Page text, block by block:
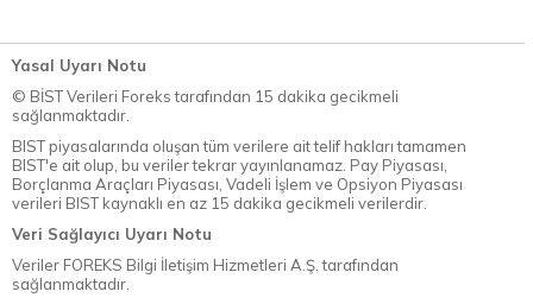
Yasal Uyarı Notu
© BİST Verileri Foreks tarafından 15 dakika gecikmeli
sağlanmaktadır.
BIST piyasalarında oluşan tüm verilere ait telif hakları tamamen
BIST'e ait olup, bu veriler tekrar yayınlanamaz. Pay Piyasası,
Borçlanma Araçları Piyasası, Vadeli İşlem ve Opsiyon Piyasası
verileri BIST kaynaklı en az 15 dakika gecikmeli verilerdir.
Veri Sağlayıcı Uyarı Notu
Veriler FOREKS Bilgi İletişim Hizmetleri A.Ş. tarafından
sağlanmaktadır.